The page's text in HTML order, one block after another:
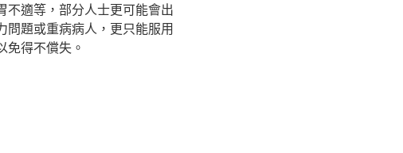
不適等，部分人士更可能會出
問題或重病病人，更只能服用
得不償失。